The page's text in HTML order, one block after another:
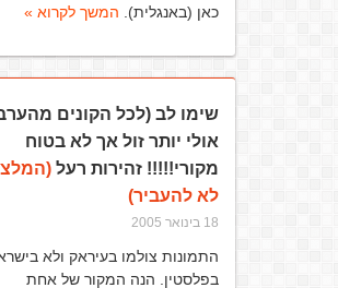
כאן (באנגלית). המשך לקרוא »
שימו לב (לכל הקונים
אולי יותר זול אך לא בטוח
מקורי!!!!! זהירות רעל
לא להעביר)
18 בינואר 2005
התמונות צולמו בעיראק ולא
בפלסטין. הנה המקור של אחת